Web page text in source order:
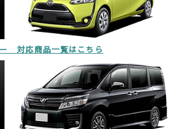
対応商品一覧はこちら